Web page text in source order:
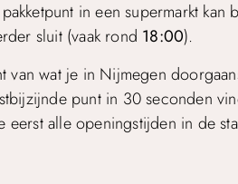
in een supermarkt
sluit (vaak rond 18:00).
wat je in Nijmegen
punt in 30 seconden
eerst alle openingstijden in de